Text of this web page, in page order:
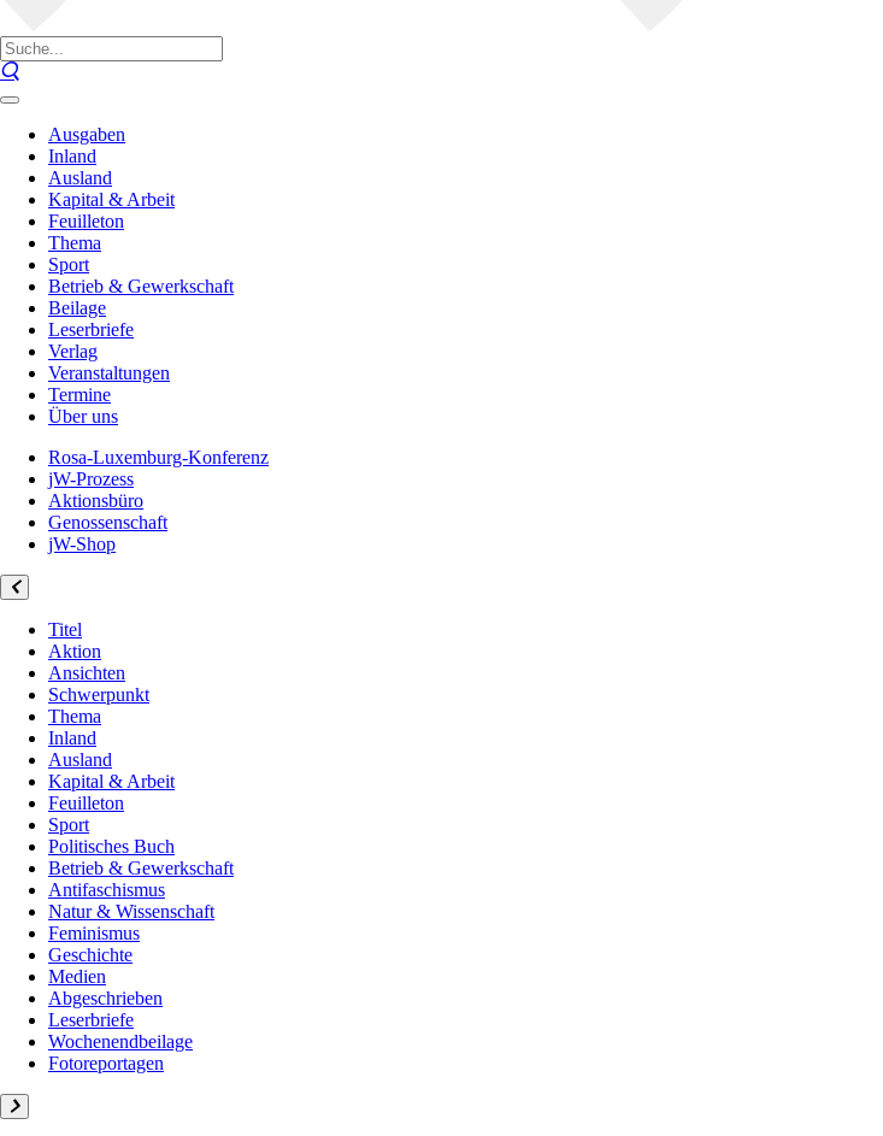
Ausgaben
Inland
Ausland
Kapital & Arbeit
Feuilleton
Thema
Sport
Betrieb & Gewerkschaft
Beilage
Leserbriefe
Verlag
Veranstaltungen
Termine
Über uns
Rosa-Luxemburg-Konferenz
jW-Prozess
Aktionsbüro
Genossenschaft
jW-Shop
Titel
Aktion
Ansichten
Schwerpunkt
Thema
Inland
Ausland
Kapital & Arbeit
Feuilleton
Sport
Politisches Buch
Betrieb & Gewerkschaft
Antifaschismus
Natur & Wissenschaft
Feminismus
Geschichte
Medien
Abgeschrieben
Leserbriefe
Wochenendbeilage
Fotoreportagen